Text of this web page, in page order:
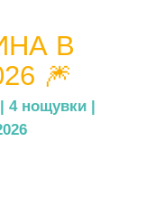
В
🎆
нощувки |